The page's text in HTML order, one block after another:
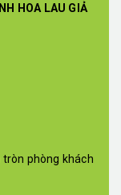
HOA LAU GIẢ
phòng khách